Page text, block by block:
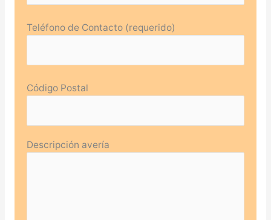
Teléfono de Contacto (requerido)
Código Postal
Descripción avería